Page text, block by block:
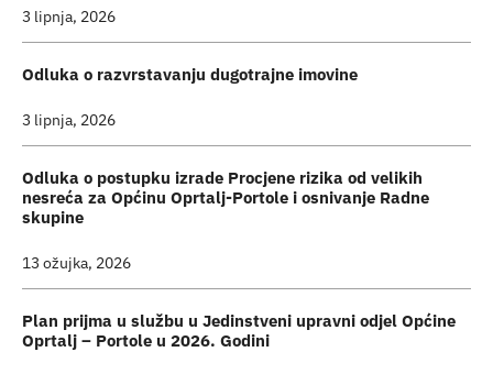
3 lipnja, 2026
Odluka o razvrstavanju dugotrajne imovine
3 lipnja, 2026
Odluka o postupku izrade Procjene rizika od velikih
nesreća za Općinu Oprtalj-Portole i osnivanje Radne
skupine
13 ožujka, 2026
Plan prijma u službu u Jedinstveni upravni odjel Općine
Oprtalj – Portole u 2026. Godini